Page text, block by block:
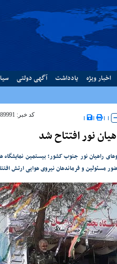
اخبار ویژه یادداشت آگهی دولتی
|
|
|
| کد خبر: 289991
نور افتتاح شد
راهیان نور جنوب کشور؛ بیستمین نمایشگاه
مسئولین و فرماندهان نیروی هوایی ارتش